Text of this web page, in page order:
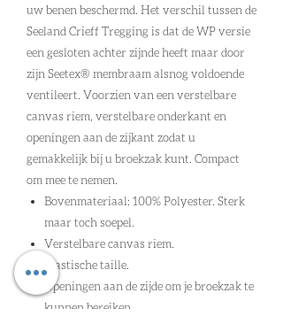
uw benen beschermd. Het verschil tussen de
Seeland Crieff Tregging is dat de WP versie
een gesloten achter zijnde heeft maar door
zijn Seetex® membraam alsnog voldoende
ventileert. Voorzien van een verstelbare
canvas riem, verstelbare onderkant en
openingen aan de zijkant zodat u
gemakkelijk bij u broekzak kunt. Compact
om mee te nemen.
Bovenmateriaal: 100% Polyester. Sterk
maar toch soepel.
Verstelbare canvas riem.
Elastische taille.
Openingen aan de zijde om je broekzak te
kunnen bereiken.